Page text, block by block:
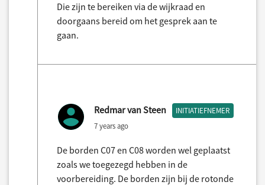
Die zijn te bereiken via de wijkraad en
doorgaans bereid om het gesprek aan te
gaan.
Redmar van Steen INITIATIEFNEMER
7 years ago
De borden C07 en C08 worden wel geplaatst
zoals we toegezegd hebben in de
voorbereiding. De borden zijn bij de rotonde